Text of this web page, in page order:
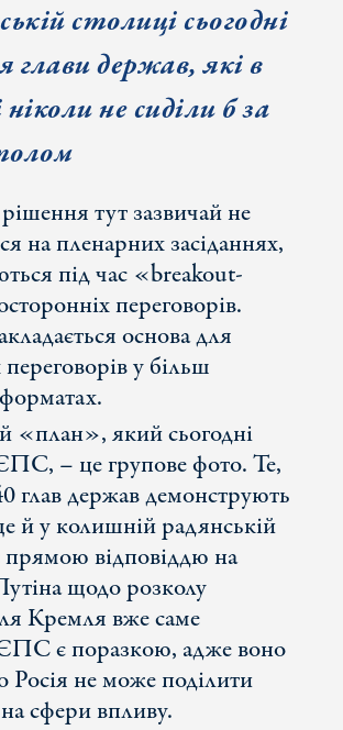
столиці сьогодні
глави держав, які в
не сиділи б за
тут зазвичай не
на пленарних засіданнях,
під час «breakout-
переговорів.
основа для
у більш
«план», який сьогодні
– це групове фото. Те,
глав держав демонструють
й у колишній радянській
прямою відповіддю на
щодо розколу
Кремля вже саме
є поразкою, адже воно
Росія не може поділити
сфери впливу.